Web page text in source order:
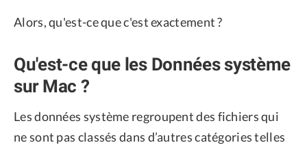
Alors, qu'est-ce que c'est exactement ?
Qu'est-ce que les Données système
sur Mac ?
Les données système regroupent des fichiers qui
ne sont pas classés dans d’autres catégories telles